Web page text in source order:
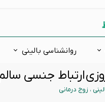
ارتباط جنسی
، زوج درمانی
بیش فعالی و
روانشناسی بالینی
افسردگی
مشاوره ازدواج
تست های